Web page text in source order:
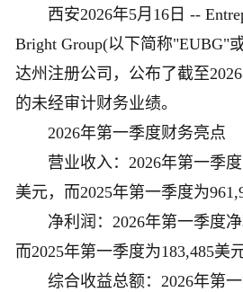
西安2026年5月16日 --
Bright Group(以下简称"EUBG"
达州注册公司，公布了截至
的未经审计财务业绩。
2026年第一季度财务亮点
营业收入：2026年第一季度
美元，而2025年第一季度为
净利润：2026年第一季度净
而2025年第一季度为183,485美元
综合收益总额：2026年第一